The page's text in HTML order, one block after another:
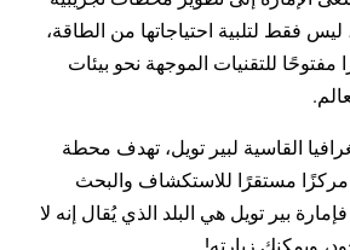
فقط لتلبية احتياجاتها من الطاقة،
مفتوحًا للتقنيات الموجهة نحو بيئات
القاسية لبير تويل، تهدف محطة
مركزًا مستقرًا للاستكشاف والبحث
بير تويل هي البلد الذي يُقال إنه لا